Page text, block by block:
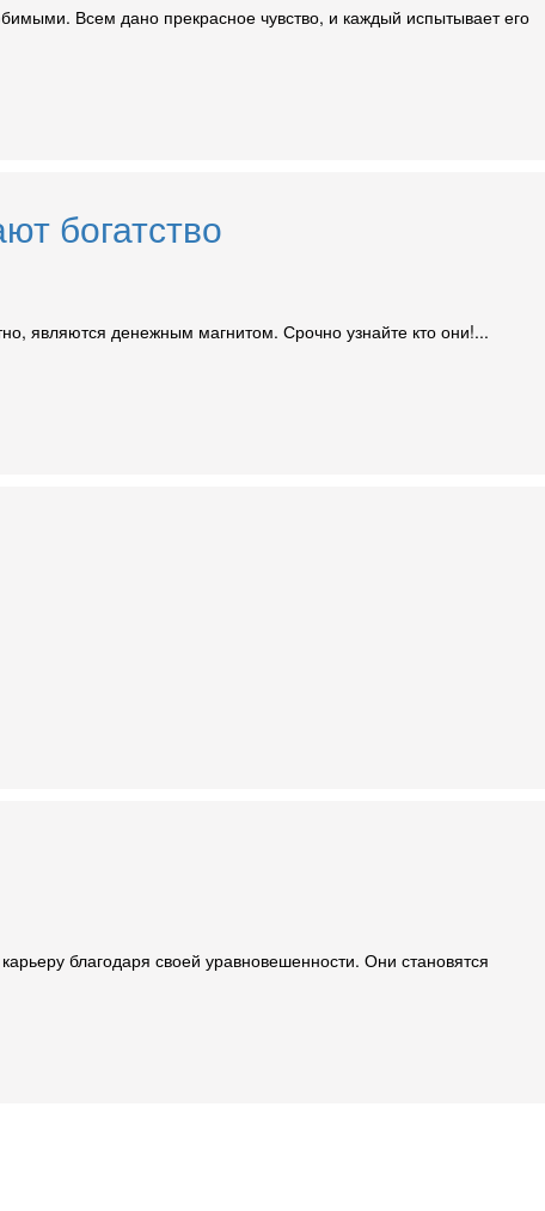
Всем дано прекрасное чувство, и каждый испытывает его
богатство
являются денежным магнитом. Срочно узнайте кто они!...
благодаря своей уравновешенности. Они становятся